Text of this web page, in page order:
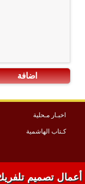
اضافة
اخبـار مـحلية
كـتاب الهاشمية
أعمال تصميم